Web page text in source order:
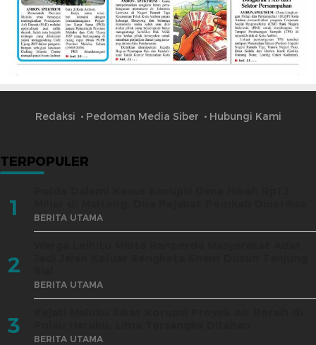
Redaksi Pedoman Media Siber Hubungi Kami
TERPOPULER
1 BERITA UTAMA
2
BERITA UTAMA
3 BERITA UTAMA